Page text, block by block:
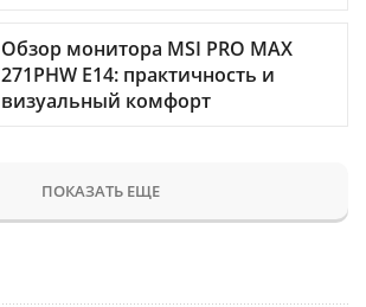
Обзор монитора MSI PRO MAX
271PHW E14: практичность и
визуальный комфорт
ПОКАЗАТЬ ЕЩЕ